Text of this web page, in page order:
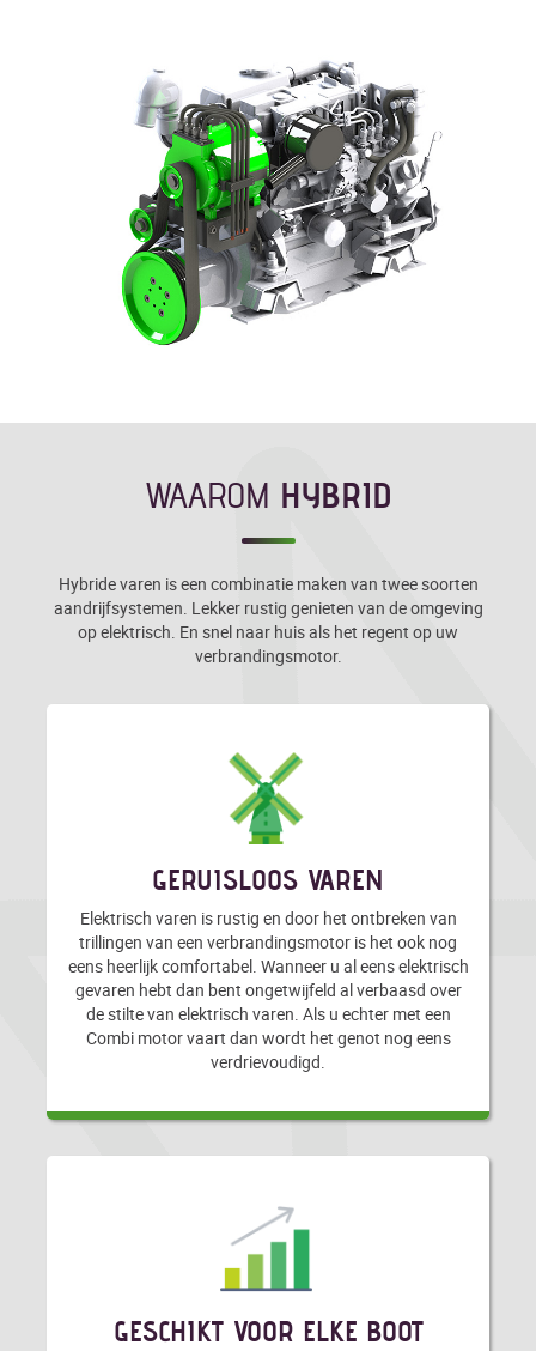
WAAROM HYBRID
Hybride varen is een combinatie maken van twee soorten
aandrijfsystemen. Lekker rustig genieten van de omgeving
op elektrisch. En snel naar huis als het regent op uw
verbrandingsmotor.
GERUISLOOS VAREN
Elektrisch varen is rustig en door het ontbreken van
trillingen van een verbrandingsmotor is het ook nog
eens heerlijk comfortabel. Wanneer u al eens elektrisch
gevaren hebt dan bent ongetwijfeld al verbaasd over
de stilte van elektrisch varen. Als u echter met een
Combi motor vaart dan wordt het genot nog eens
verdrievoudigd.
GESCHIKT VOOR ELKE BOOT